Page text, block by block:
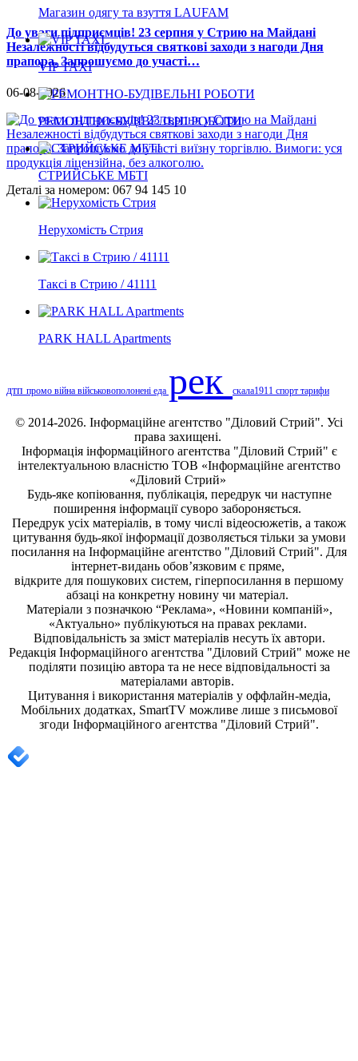
До уваги підприємців! 23 серпня у Стрию на Майдані
Незалежності відбудуться святкові заходи з нагоди Дня
прапора. Запрошуємо до участі…
06-08-2026
Деталі за номером: 067 94 145 10
Магазин одягу та взуття LAUFAM
VIP TAXI
РЕМОНТНО-БУДІВЕЛЬНІ РОБОТИ
СТРИЙСЬКЕ МБТІ
Нерухомість Стрия
Таксі в Стрию / 41111
PARK HALL Apartments
дтп промо війна військовополонені еда рек скала1911 спорт тарифи
© 2014-2026. Інформаційне агентство "Діловий Стрий". Усі
права захищені.
Інформація інформаційного агентства "Діловий Стрий" є
інтелектуальною власністю ТОВ «Інформаційне агентство
«Діловий Стрий»
Будь-яке копiювання, публiкацiя, передрук чи наступне
поширення iнформацiї суворо забороняється.
Передрук усіх матеріалів, в тому числі відеосюжетів, а також
цитування будь-якої інформації дозволяється тільки за умови
посилання на Інформаційне агентство "Діловий Стрий". Для
інтернет-видань обов’язковим є пряме,
відкрите для пошукових систем, гіперпосилання в першому
абзаці на конкретну новину чи матеріал.
Матеріали з позначкою “Реклама», «Новини компаній»,
«Актуально» публікуються на правах реклами.
Відповідальність за зміст матеріалів несуть їх автори.
Редакція Інформаційного агентства "Діловий Стрий" може не
поділяти позицію автора та не несе відповідальності за
матеріалами авторів.
Цитування і використання матеріалів у оффлайн-медіа,
Мобільних додатках, SmartTV можливе лише з письмової
згоди Інформаційного агентства "Діловий Стрий".